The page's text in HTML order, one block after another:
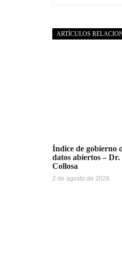
ARTÍCULOS
Índice de gobierno
datos abiertos –
Collosa
2 de agosto de 2026